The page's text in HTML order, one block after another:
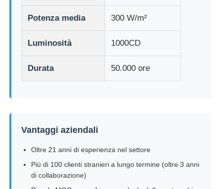
Display LED trasparente
Schermo della griglia a LED
Schermo di visualizzazione trasparente
Potenza media 300 W/m²
Luminosità 1000CD
Durata 50.000 ore
Vantaggi aziendali
Oltre 21 anni di esperienza nel settore
Più di 100 clienti stranieri a lungo termine (oltre 3 anni
di collaborazione)